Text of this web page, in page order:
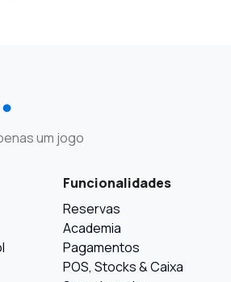
um jogo
Funcionalidades
Reservas
Academia
Pagamentos
POS, Stocks & Caixa